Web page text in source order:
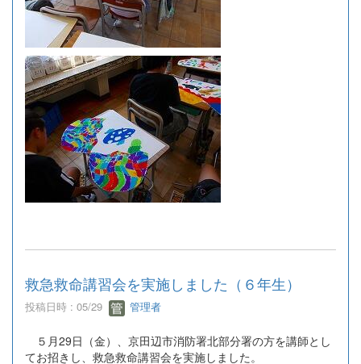
救急救命講習会を実施しました（６年生）
投稿日時 : 05/29 管理者
５月29日（金）、京田辺市消防署北部分署の方を講師とし
てお招きし、救急救命講習会を実施しました。